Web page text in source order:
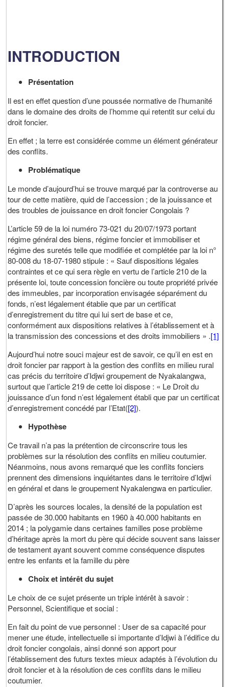
INTRODUCTION
Présentation
Il est en effet question d’une poussée normative de l’humanité
dans le domaine des droits de l’homme qui retentit sur celui du
droit foncier.
En effet ; la terre est considérée comme un élément générateur
des conflits.
Problématique
Le monde d’aujourd’hui se trouve marqué par la controverse au
tour de cette matière, quid de l’accession ; de la jouissance et
des troubles de jouissance en droit foncier Congolais ?
L’article 59 de la loi numéro 73-021 du 20/07/1973 portant
régime général des biens, régime foncier et immobiliser et
régime des suretés telle que modifiée et complétée par la loi n°
80-008 du 18-07-1980 stipule : « Sauf dispositions légales
contraintes et ce qui sera règle en vertu de l’article 210 de la
présente loi, toute concession foncière ou toute propriété privée
des immeubles, par incorporation envisagée séparément du
fonds, n’est légalement établie que par un certificat
d’enregistrement du titre qui lui sert de base et ce,
conformément aux dispositions relatives à l’établissement et à
la transmission des concessions et des droits immobiliers » .[1]
Aujourd’hui notre souci majeur est de savoir, ce qu’il en est en
droit foncier par rapport à la gestion des conflits en milieu rural
cas précis du territoire d’Idjwi groupement de Nyakalangwa,
surtout que l’article 219 de cette loi dispose : « Le Droit du
jouissance d’un fond n’est légalement établi que par un certificat
d’enregistrement concédé par l’Etat([2]).
Hypothèse
Ce travail n’a pas la prétention de circonscrire tous les
problèmes sur la résolution des conflits en milieu coutumier.
Néanmoins, nous avons remarqué que les conflits fonciers
prennent des dimensions inquiétantes dans le territoire d’Idjwi
en général et dans le groupement Nyakalengwa en particulier.
D’après les sources locales, la densité de la population est
passée de 30.000 habitants en 1960 à 40.000 habitants en
2014 ; la polygamie dans certaines familles pose problème
d’héritage après la mort du père qui décide souvent sans laisser
de testament ayant souvent comme conséquence disputes
entre les enfants et la famille du père
Choix et intérêt du sujet
Le choix de ce sujet présente un triple intérêt à savoir :
Personnel, Scientifique et social :
En fait du point de vue personnel : User de sa capacité pour
mener une étude, intellectuelle si importante d’Idjwi à l’édifice du
droit foncier congolais, ainsi donné son apport pour
l’établissement des futurs textes mieux adaptés à l’évolution du
droit foncier et à la résolution de ces conflits dans le milieu
coutumier.